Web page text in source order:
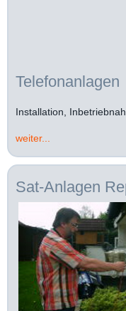
Telefonanlagen
Installation,
weiter...
Sat-Anlagen